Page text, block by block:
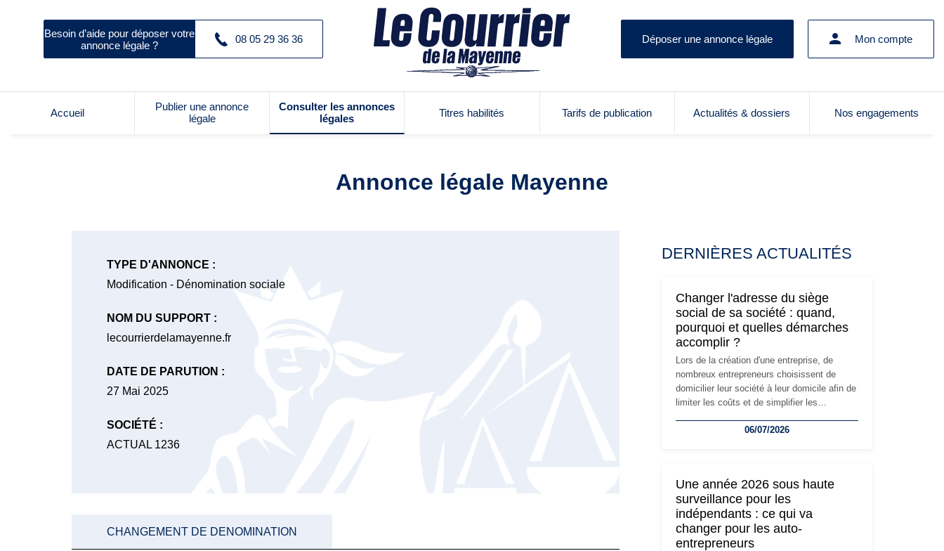
Besoin d’aide pour déposer votre
annonce légale ?
08 05 29 36 36 Déposer une annonce légale Mon compte
Accueil
Publier une annonce
légale
Consulter les annonces
légales
Titres habilités Tarifs de publication Actualités & dossiers Nos engagements
Annonce légale Mayenne
TYPE D'ANNONCE :
Modification - Dénomination sociale
NOM DU SUPPORT :
lecourrierdelamayenne.fr
DATE DE PARUTION :
27 Mai 2025
SOCIÉTÉ :
ACTUAL 1236
CHANGEMENT DE DENOMINATION
DERNIÈRES ACTUALITÉS
Changer l'adresse du siège
social de sa société : quand,
pourquoi et quelles démarches
accomplir ?
Lors de la création d'une entreprise, de
nombreux entrepreneurs choisissent de
domicilier leur société à leur domicile afin de
limiter les coûts et de simplifier les
l'activité, cette solution peut rapidement
siège social répond souvent à une nouvelle
étape de la vie de l'entreprise et implique
plusieurs formalités obligatoires.
06/07/2026
Une année 2026 sous haute
surveillance pour les
indépendants : ce qui va
changer pour les auto-
entrepreneurs